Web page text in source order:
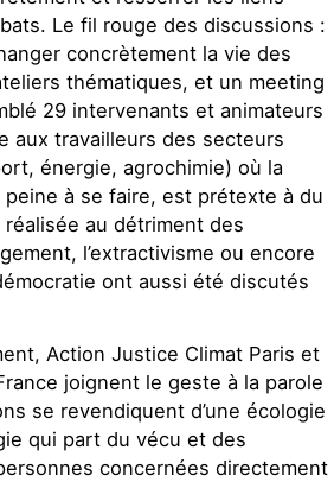
Le fil rouge des discussions :
concrètement la vie des
thématiques, et un meeting
29 intervenants et animateurs
aux travailleurs des secteurs
énergie, agrochimie) où la
à se faire, est prétexte à du
au détriment des
l’extractivisme ou encore
ont aussi été discutés
Action Justice Climat Paris et
joignent le geste à la parole
se revendiquent d’une écologie
qui part du vécu et des
concernées directement